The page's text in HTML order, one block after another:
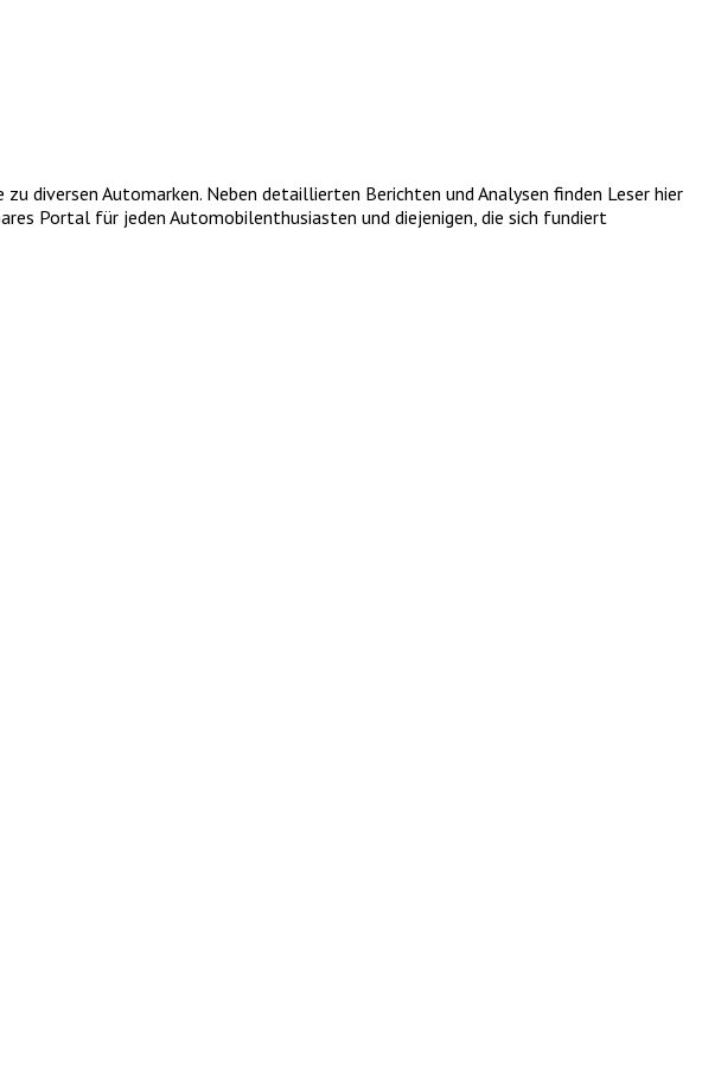
Automarken. Neben detaillierten Berichten und Analysen finden Leser hier
Portal für jeden Automobilenthusiasten und diejenigen, die sich fundiert